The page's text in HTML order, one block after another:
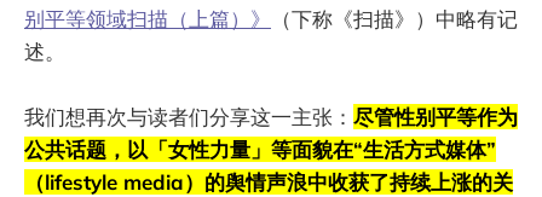
别平等领域扫描（上篇）》
（下称《扫描》）中略有记
述。
我们想再次与读者们分享这一主张： 尽管性别平等作为
公共话题，以「女性力量」等面貌在“生活方式媒体”
（lifestyle media）的舆情声浪中收获了持续上涨的关